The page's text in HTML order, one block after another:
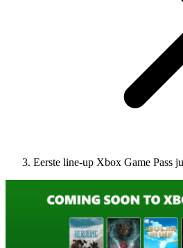
Eerste line-up Xbox Game Pass